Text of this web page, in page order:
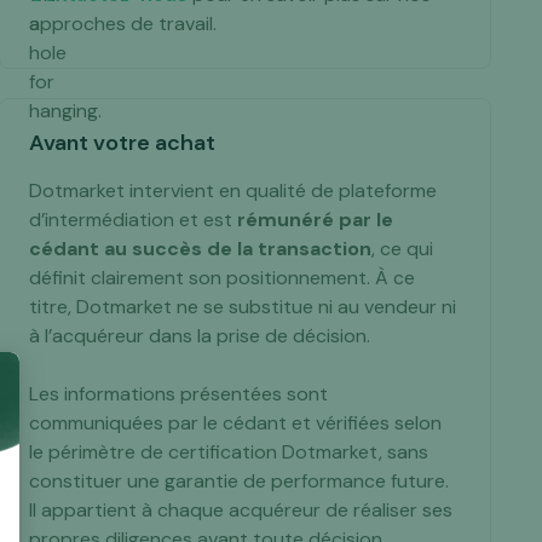
approches de travail.
Avant votre achat
Dotmarket intervient en qualité de plateforme
d’intermédiation et est rémunéré par le
cédant au succès de la transaction, ce qui
définit clairement son positionnement. À ce
titre, Dotmarket ne se substitue ni au vendeur ni
à l’acquéreur dans la prise de décision.
Les informations présentées sont
communiquées par le cédant et vérifiées selon
le périmètre de certification Dotmarket, sans
constituer une garantie de performance future.
Il appartient à chaque acquéreur de réaliser ses